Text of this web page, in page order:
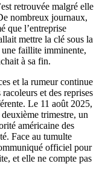
retrouvée malgré elle
nombreux journaux,
que l’entreprise
mettre la clé sous la
une faillite imminente,
à sa fin.
et la rumeur continue
et des reprises
Le 11 août 2025,
trimestre, un
américaine des
Face au tumulte
officiel pour
et elle ne compte pas